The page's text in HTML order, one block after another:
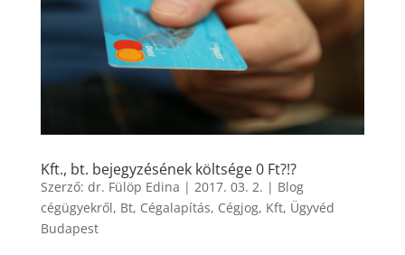
Kft., bt. bejegyzésének költsége 0 Ft?!?
Szerző: dr. Fülöp Edina | 2017. 03. 2. | Blog
cégügyekről, Bt, Cégalapítás, Cégjog, Kft, Ügyvéd
Budapest